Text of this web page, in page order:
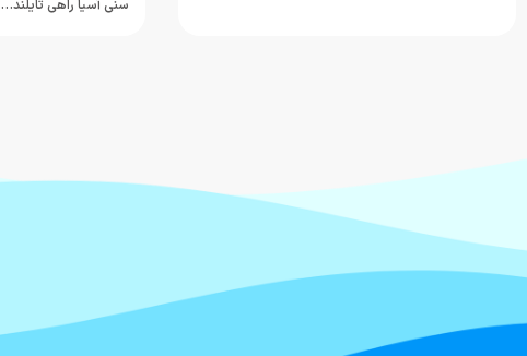
سنی آسیا راهی تایلند…